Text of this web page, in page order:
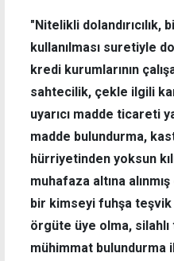
"Nitelikli
kullanılması suretiyle
kredi kurumlarının
sahtecilik, çekle ilgili
uyarıcı madde ticareti
madde bulundurma,
hürriyetinden yoksun
muhafaza altına
bir kimseyi fuhşa teşvik
örgüte üye olma,
mühimmat bulundurma